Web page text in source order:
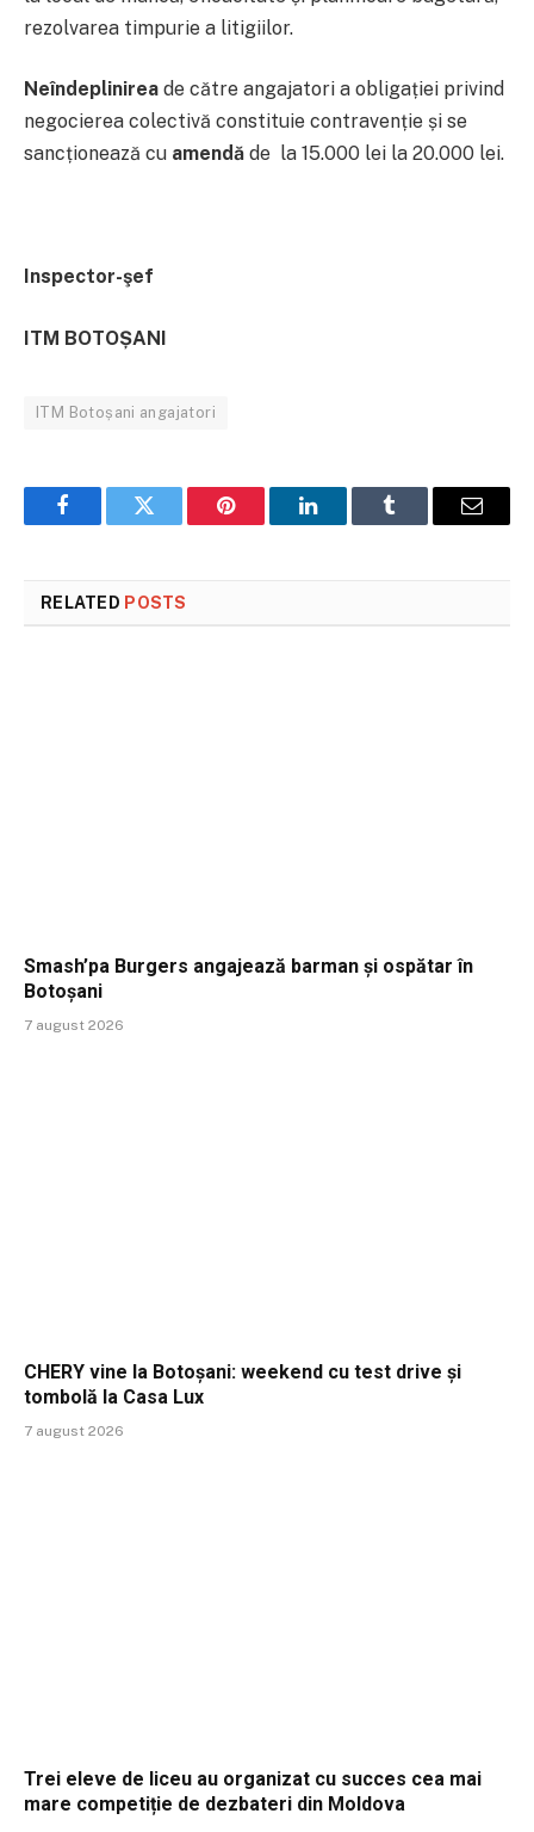
rezolvarea timpurie a litigiilor.
Neîndeplinirea de către angajatori a obligației privind
negocierea colectivă constituie contravenție și se
sancționează cu amendă de la 15.000 lei la 20.000 lei.
Inspector-şef
ITM BOTOȘANI
ITM Botoșani angajatori
FacebookTwitter Pinterest LinkedInTumblr Email
RELATED POSTS
Smash’pa Burgers angajează barman și ospătar în
Botoșani
7 august 2026
CHERY vine la Botoșani: weekend cu test drive și
tombolă la Casa Lux
7 august 2026
Trei eleve de liceu au organizat cu succes cea mai
mare competiție de dezbateri din Moldova